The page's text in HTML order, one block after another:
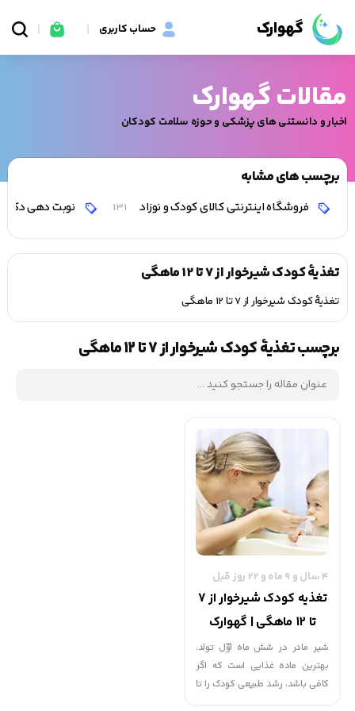
گهوارک حساب کاربری
مقالات گهوارک
اخبار و دانستنی های پزشکی و حوزه سلامت کودکان
برچسب های مشابه
فروشگاه اینترنتی کالای کودک و نوزاد 131 نوبت دهی
تغذیۀ کودک شیرخوار از 7 تا 12 ماهگی
تغذیۀ کودک شیرخوار از 7 تا 12 ماهگی
برچسب تغذیۀ کودک شیرخوار از 7 تا 12 ماهگی
4 سال و 9 ماه و 22 روز قبل
تغذیه کودک شیرخوار از 7
تا 12 ماهگی | گهوارک
شیر مادر در شش ماه اوّل تولد،
بهترین ماده غذایی است که اگر
کافی باشد، رشد طبیعی کودک را تا